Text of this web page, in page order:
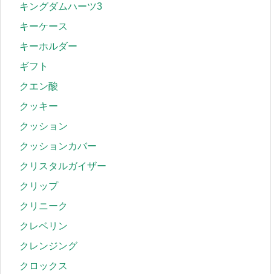
キングダムハーツ3
キーケース
キーホルダー
ギフト
クエン酸
クッキー
クッション
クッションカバー
クリスタルガイザー
クリップ
クリニーク
クレベリン
クレンジング
クロックス